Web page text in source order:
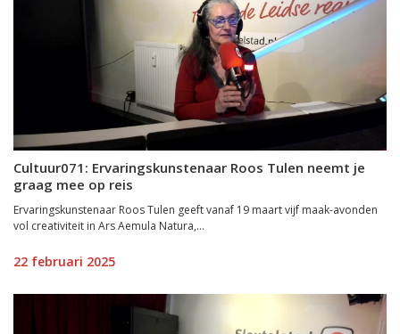
Cultuur071: Ervaringskunstenaar Roos Tulen neemt je
graag mee op reis
Ervaringskunstenaar Roos Tulen geeft vanaf 19 maart vijf maak-avonden
vol creativiteit in Ars Aemula Natura,...
22 februari 2025